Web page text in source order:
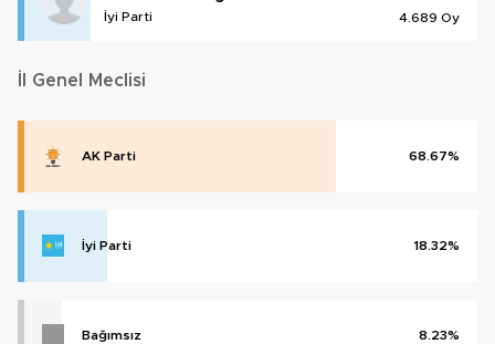
İyi Parti 4.689 Oy
İl Genel Meclisi
AK Parti 68.67%
İyi Parti 18.32%
Bağımsız 8.23%